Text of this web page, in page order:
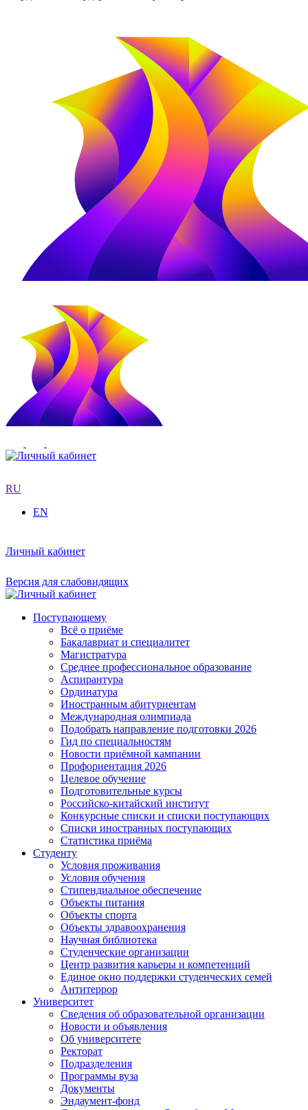
RU
EN
Личный кабинет
Версия для слабовидящих
Поступающему
Всё о приёме
Бакалавриат и специалитет
Магистратура
Среднее профессиональное образование
Аспирантура
Ординатура
Иностранным абитуриентам
Международная олимпиада
Подобрать направление подготовки 2026
Гид по специальностям
Новости приёмной кампании
Профориентация 2026
Целевое обучение
Подготовительные курсы
Российско-китайский институт
Конкурсные списки и списки поступающих
Списки иностранных поступающих
Статистика приёма
Студенту
Условия проживания
Условия обучения
Стипендиальное обеспечение
Объекты питания
Объекты спорта
Объекты здравоохранения
Научная библиотека
Студенческие организации
Центр развития карьеры и компетенций
Единое окно поддержки студенческих семей
Антитеррор
Университет
Сведения об образовательной организации
Новости и объявления
Об университете
Ректорат
Подразделения
Программы вуза
Документы
Эндаумент-фонд